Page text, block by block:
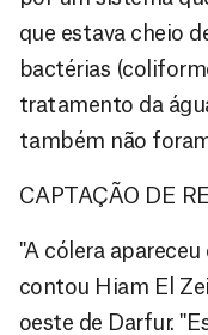
que estava cheio
bactérias
tratamento da
também não
CAPTAÇÃO DE
"A cólera
contou Hiam El
oeste de Darfur.